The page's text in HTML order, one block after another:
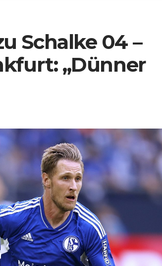
Schalke 04 –
„Dünner